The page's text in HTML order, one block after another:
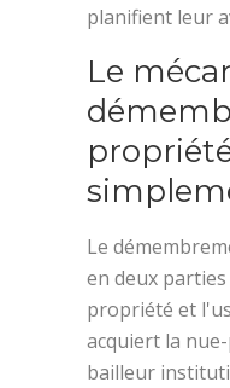
planifient leur
Le
Le
en deux
propriété et
acquiert la
bailleur